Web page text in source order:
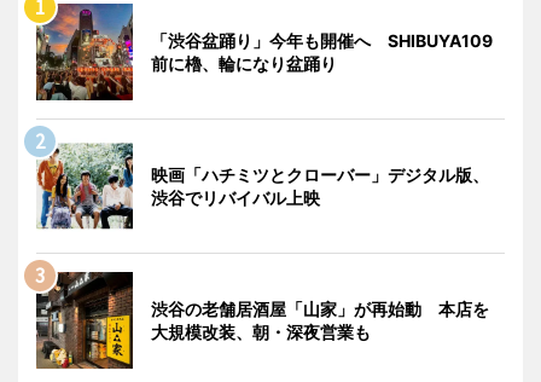
「渋谷盆踊り」今年も開催へ SHIBUYA109
前に櫓、輪になり盆踊り
映画「ハチミツとクローバー」デジタル版、
渋谷でリバイバル上映
渋谷の老舗居酒屋「山家」が再始動 本店を
大規模改装、朝・深夜営業も